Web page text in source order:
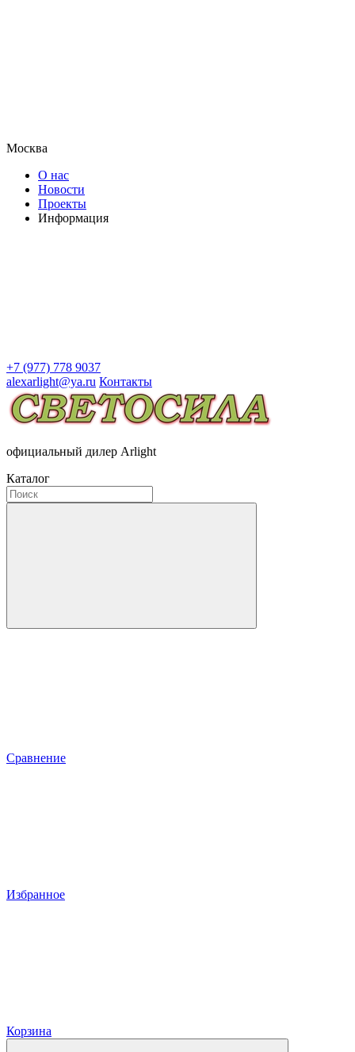
Москва
О нас
Новости
Проекты
Информация
+7 (977) 778 9037
alexarlight@ya.ru Контакты
официальный дилер Arlight
Каталог
Сравнение
Избранное
Корзина